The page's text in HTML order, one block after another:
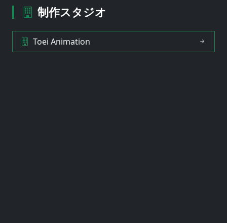
制作スタジオ
Toei Animation